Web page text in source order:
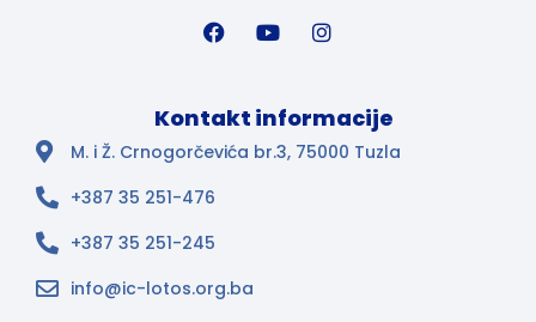
Kontakt informacije
M. i Ž. Crnogorčevića br.3, 75000 Tuzla
+387 35 251-476
+387 35 251-245
info@ic-lotos.org.ba